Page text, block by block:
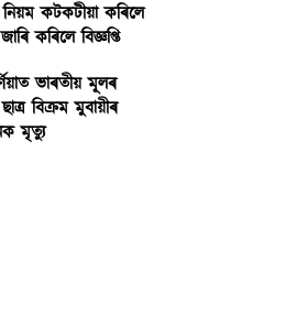
কটকটীয়া কৰিলে
কৰিলে বিজ্ঞপ্তি
ভাৰতীয় মূলৰ
বিক্ৰম মুবায়ীৰ
মৃত্যু